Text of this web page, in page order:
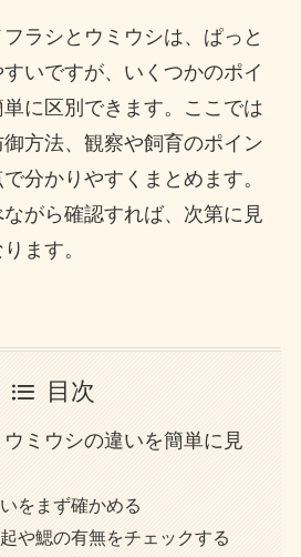
ラシとウミウシは、ぱっと
いですが、いくつかのポイ
に区別できます。ここでは
方法、観察や飼育のポイン
分かりやすくまとめます。
がら確認すれば、次第に見
ます。
目次
ミウシの違いを簡単に見
をまず確かめる
や鰓の有無をチェックする